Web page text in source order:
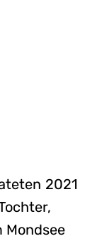
2021
Mondsee